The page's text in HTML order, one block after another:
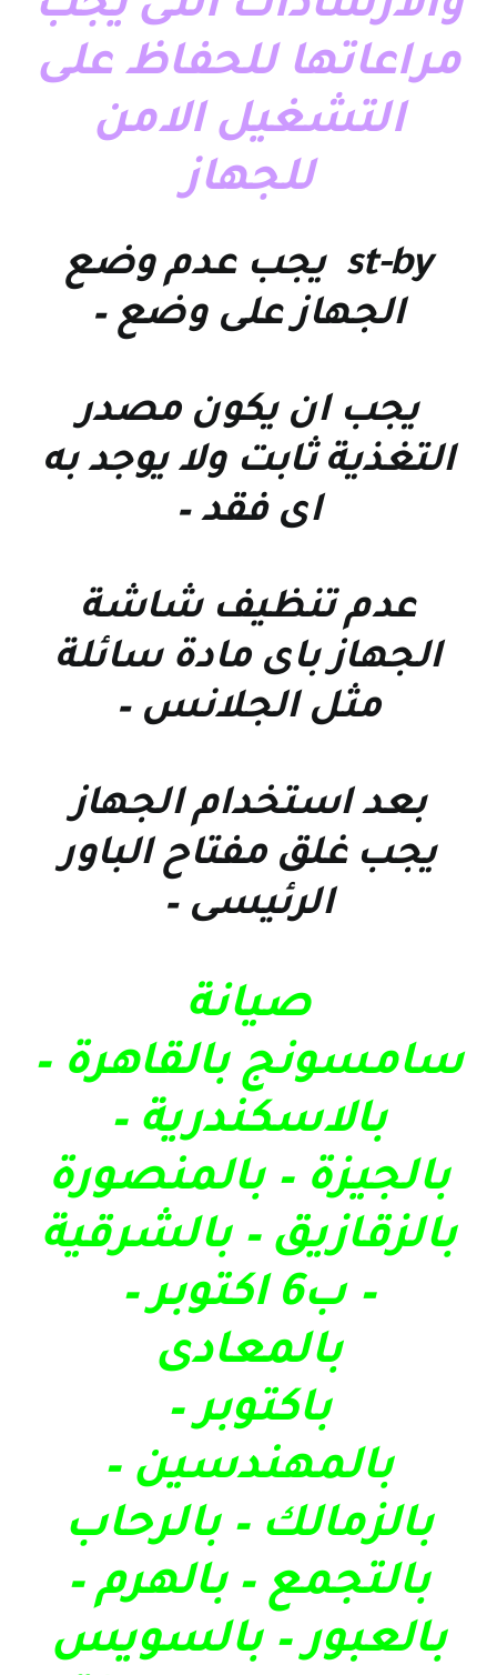
مراعاتها للحفاظ على
التشغيل الامن
للجهاز
st-by يجب عدم وضع
الجهاز على وضع –
يجب ان يكون مصدر
التغذية ثابت ولا يوجد به
اى فقد –
عدم تنظيف شاشة
الجهاز باى مادة سائلة
مثل الجلانس –
بعد استخدام الجهاز
يجب غلق مفتاح الباور
الرئيسى –
صيانة
سامسونج بالقاهرة –
بالاسكندرية –
بالجيزة – بالمنصورة
بالزقازيق – بالشرقية
– ب6 اكتوبر –
بالمعادى
باكتوبر –
بالمهندسين –
بالزمالك – بالرحاب
بالتجمع – بالهرم –
بالعبور – بالسويس